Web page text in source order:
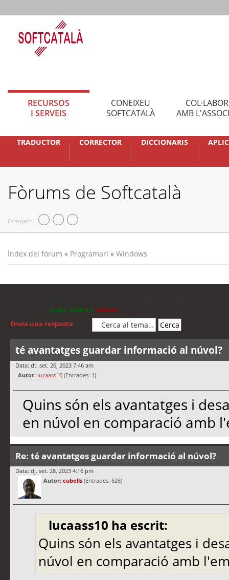
RECURSOS
I SERVEIS
CONEIXEU
SOFTCATALÀ
AMB
TRADUCTOR CORRECTOR DICCIONARIS
Fòrums de Softcatalà
Compartiu
Índex del fòrum » Programari » Windows
jordis Andreu cubells
Envia una resposta
té avantatges guardar informació al núvol?
Data: dt. set. 26, 2023 7:46 am
Autor: lucaass10 (Entrades: 1)
Quins són els avantatges i
en núvol en comparació amb
Re: té avantatges guardar informació al núvol?
Data: dj. set. 28, 2023 4:16 pm
Autor: cubells (Entrades: 626)
lucaass10 ha escrit:
Quins són els avantatges i
núvol en comparació amb